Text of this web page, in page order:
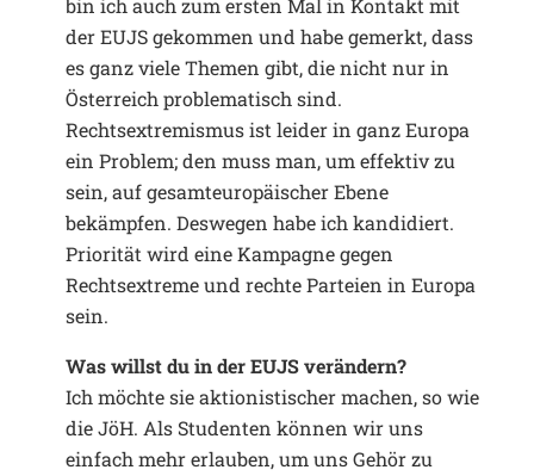
bin ich auch zum ersten Mal in Kontakt mit
der EUJS gekommen und habe gemerkt, dass
es ganz viele Themen gibt, die nicht nur in
Österreich problematisch sind.
Rechtsextremismus ist leider in ganz Europa
ein Problem; den muss man, um effektiv zu
sein, auf gesamteuropäischer Ebene
bekämpfen. Deswegen habe ich kandidiert.
Priorität wird eine Kampagne gegen
Rechtsextreme und rechte Parteien in Europa
sein.
Was willst du in der EUJS verändern?
Ich möchte sie aktionistischer machen, so wie
die JöH. Als Studenten können wir uns
einfach mehr erlauben, um uns Gehör zu